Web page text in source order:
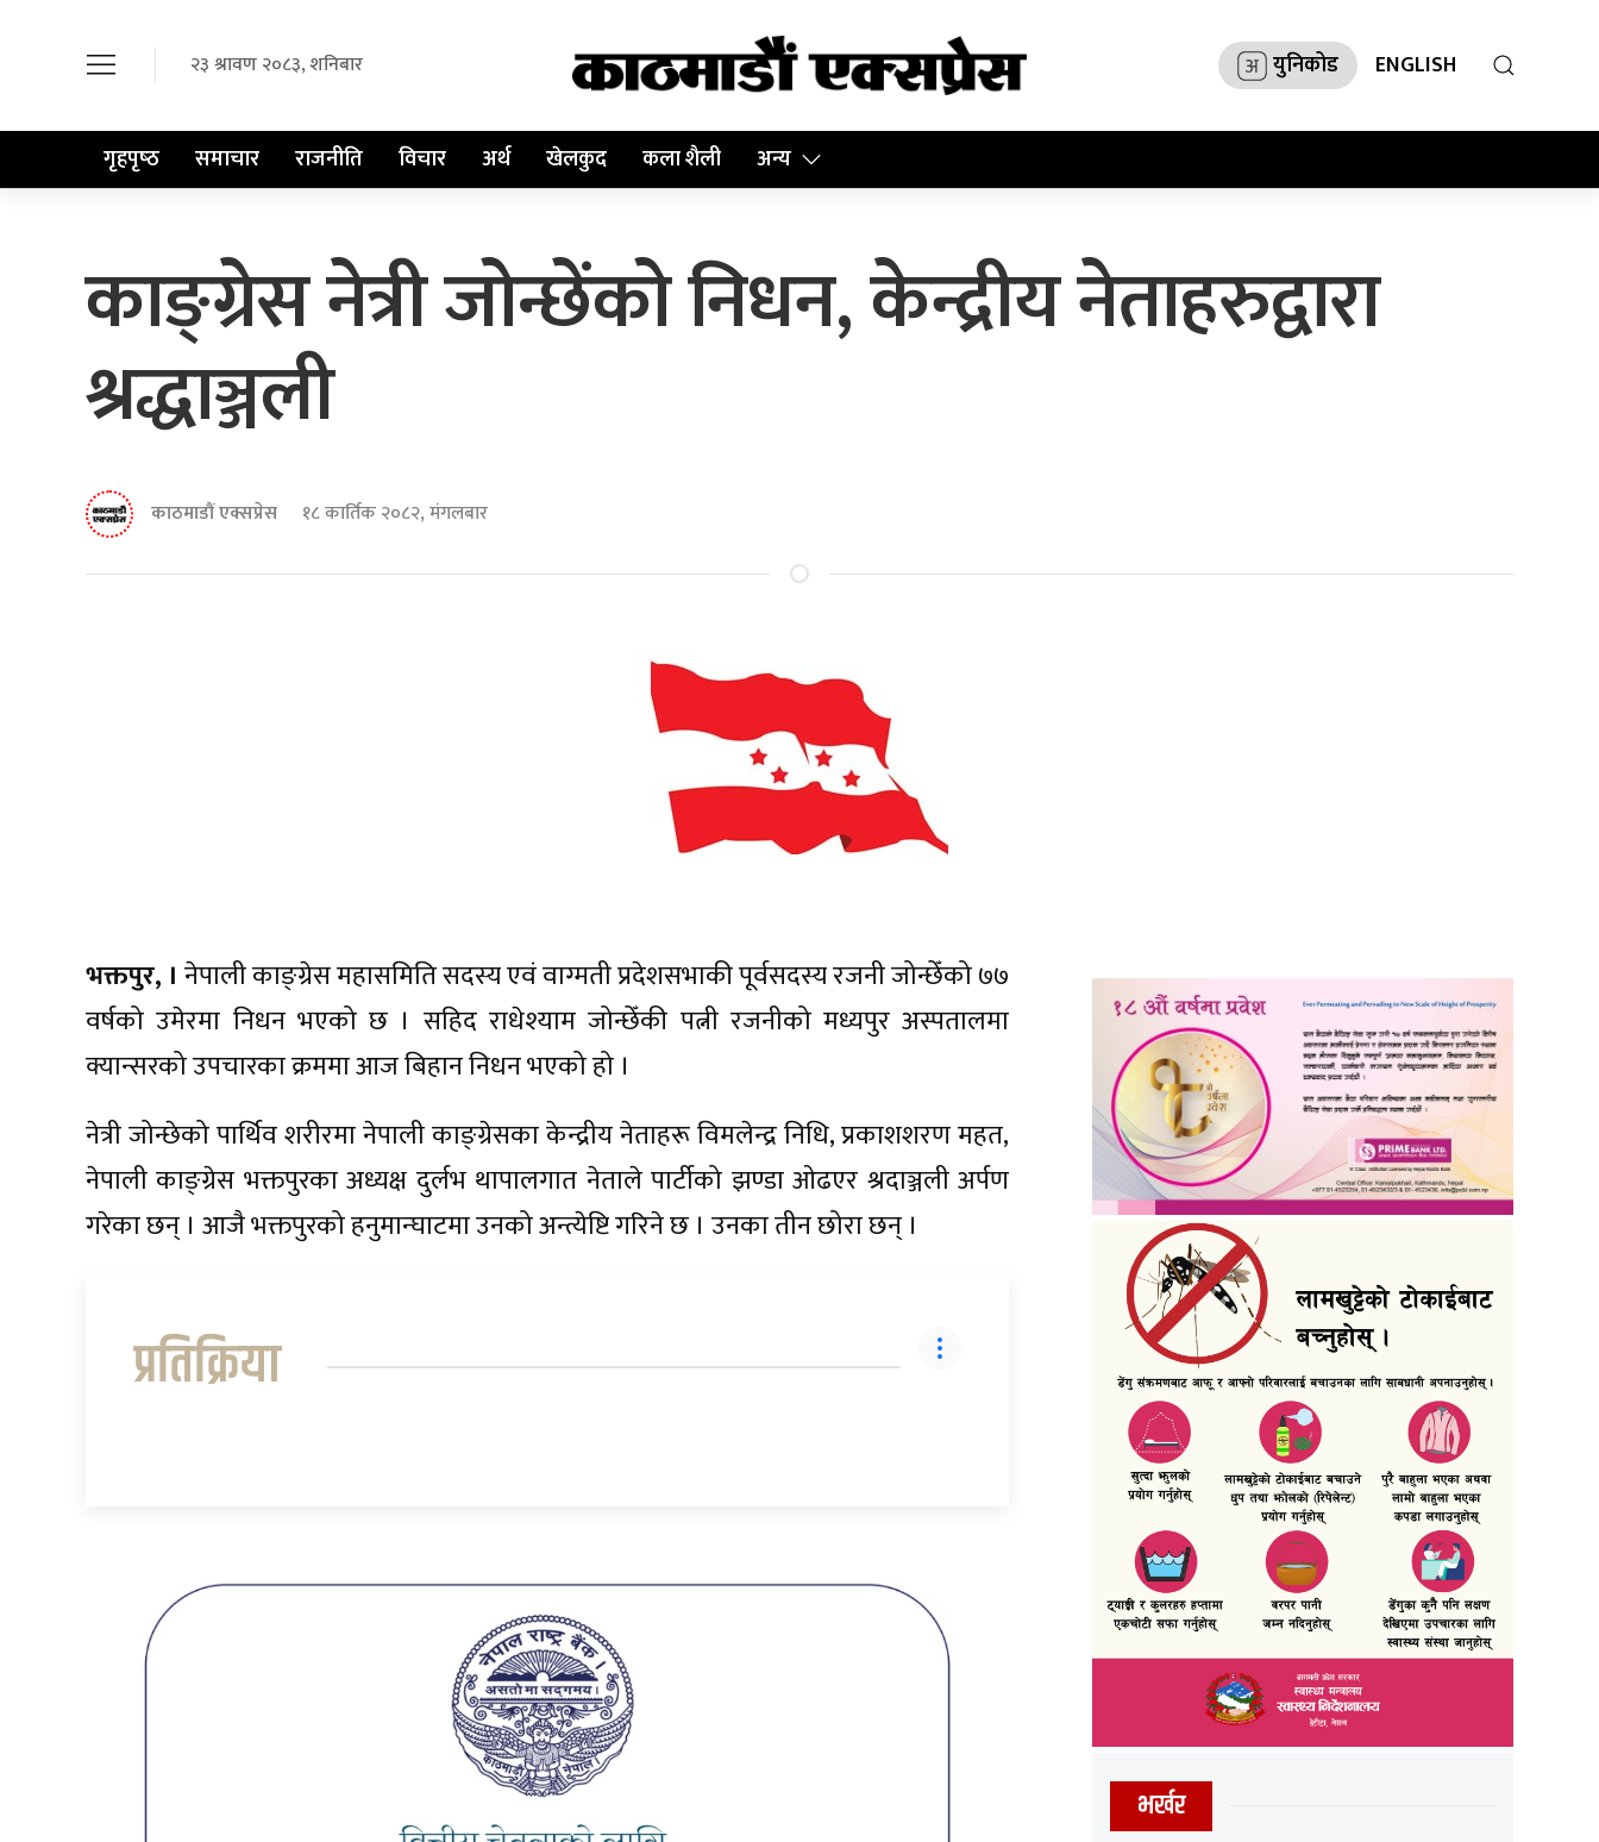
२३ श्रावण २०८३, शनिबार युनिकोड ENGLISH
गृहपृष्‍ठ समाचार राजनीति विचार अर्थ खेलकुद कला शैली अन्य
काङ्ग्रेस नेत्री जोन्छेंको निधन, केन्द्रीय नेताहरुद्वारा
श्रद्धाञ्जली
काठमाडौं एक्सप्रेस १८ कार्तिक २०८२, मंगलबार
भक्तपुर, । नेपाली काङ्ग्रेस महासमिति सदस्य एवं वाग्मती प्रदेशसभाकी पूर्वसदस्य रजनी जोन्छेँको ७७
वर्षको उमेरमा निधन भएको छ । सहिद राधेश्याम जोन्छेँकी पत्नी रजनीको मध्यपुर अस्पतालमा
क्यान्सरको उपचारका क्रममा आज बिहान निधन भएको हो ।
नेत्री जोन्छेको पार्थिव शरीरमा नेपाली काङ्ग्रेसका केन्द्रीय नेताहरू विमलेन्द्र निधि, प्रकाशशरण महत,
नेपाली काङ्ग्रेस भक्तपुरका अध्यक्ष दुर्लभ थापालगात नेताले पार्टीको झण्डा ओढएर श्रदाञ्जली अर्पण
गरेका छन् । आजै भक्तपुरको हनुमान्घाटमा उनको अन्त्येष्टि गरिने छ । उनका तीन छोरा छन् ।
प्रतिक्रिया
भर्खर